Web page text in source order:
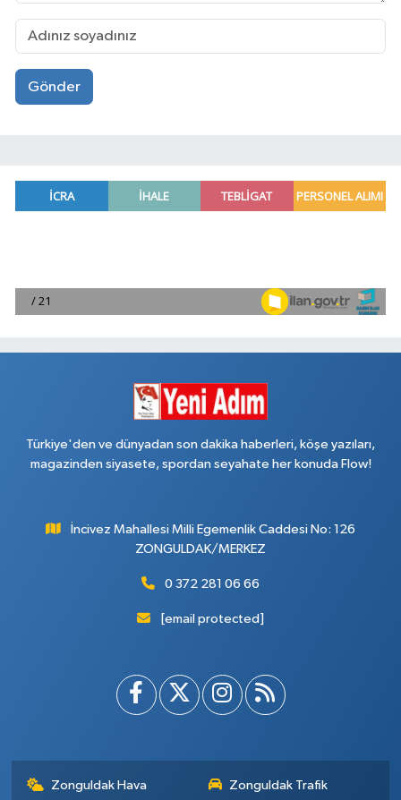
Gönder
Türkiye'den ve dünyadan son dakika haberleri, köşe yazıları,
magazinden siyasete, spordan seyahate her konuda Flow!
İncivez Mahallesi Milli Egemenlik Caddesi No: 126
ZONGULDAK/MERKEZ
0 372 281 06 66
[email protected]
Zonguldak Hava
Zonguldak Trafik